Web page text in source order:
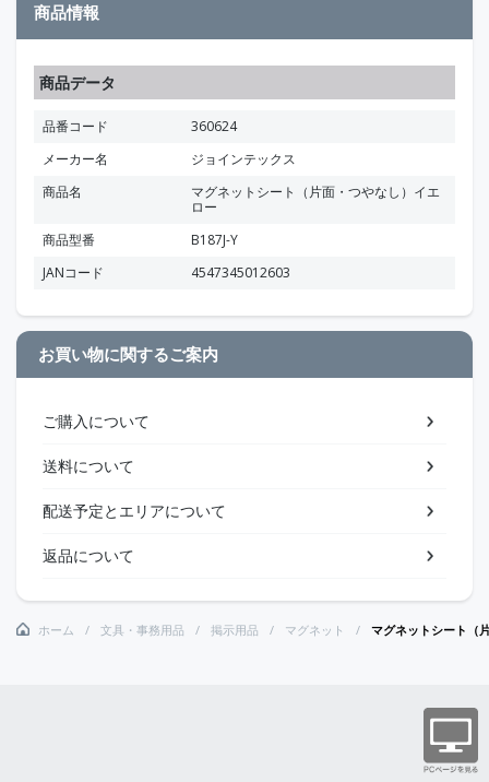
商品情報
商品データ
品番コード
360624
メーカー名
ジョインテックス
商品名
マグネットシート（片面・つやなし）イエ
ロー
商品型番
B187J-Y
JANコード
4547345012603
お買い物に関するご案内
ご購入について
送料について
配送予定とエリアについて
返品について
ホーム 文具・事務用品 掲示用品 マグネット マグネットシート（